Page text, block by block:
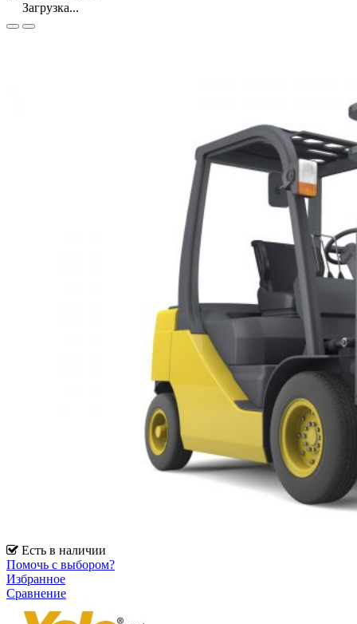
Загрузка...
Есть в наличии
Помочь с выбором?
Избранное
Сравнение